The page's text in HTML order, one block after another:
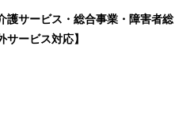
護サービス・総合事業・障害者総
ービス対応】